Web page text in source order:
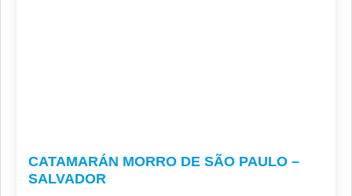
CATAMARÁN MORRO DE SÃO PAULO –
SALVADOR